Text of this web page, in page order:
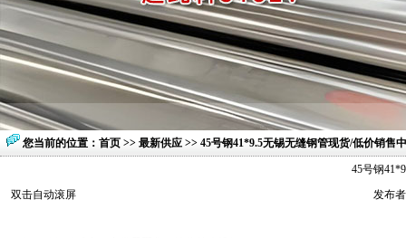
您当前的位置： 首页 >> 最新供应 >> 45号钢41*9.5无锡无缝钢管现货/低价销售中
45号钢
双击自动滚屏
发布